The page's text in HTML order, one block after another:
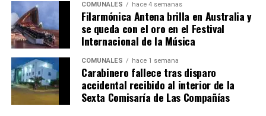
COMUNALES hace 4 semanas
Filarmónica Antena brilla en Australia y
se queda con el oro en el Festival
Internacional de la Música
COMUNALES hace 1 semana
Carabinero fallece tras disparo
accidental recibido al interior de la
Sexta Comisaría de Las Compañías